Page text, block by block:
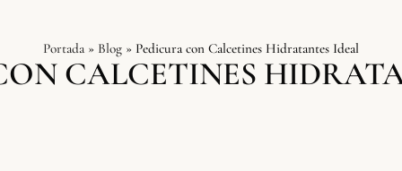
Portada » Blog » Pedicura con Calcetines Hidratantes Ideal
CALCETINES